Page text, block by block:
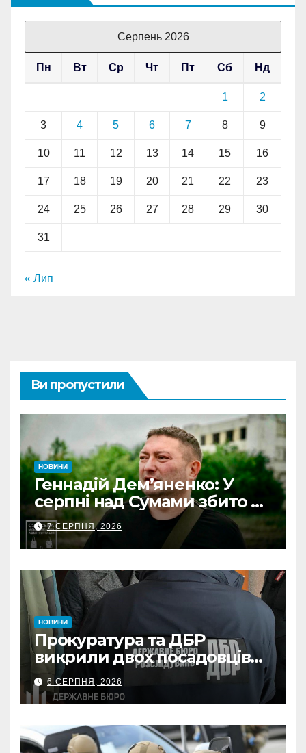
Серпень 2026
Пн Вт Ср Чт Пт Сб Нд
1 2
3 4 5 6 7 8 9
10 11 12 13 14 15 16
17 18 19 20 21 22 23
24 25 26 27 28 29 30
31
« Лип
Ви пропустили
НОВИНИ
Геннадій Дем’яненко: У
серпні над Сумами збито 6
КАБів
7 СЕРПНЯ, 2026
НОВИНИ
Прокуратура та ДБР
викрили двох посадовців
ДПС Сумщини на вимаганні
неправомірної вигоди у
ФОПа
6 СЕРПНЯ, 2026